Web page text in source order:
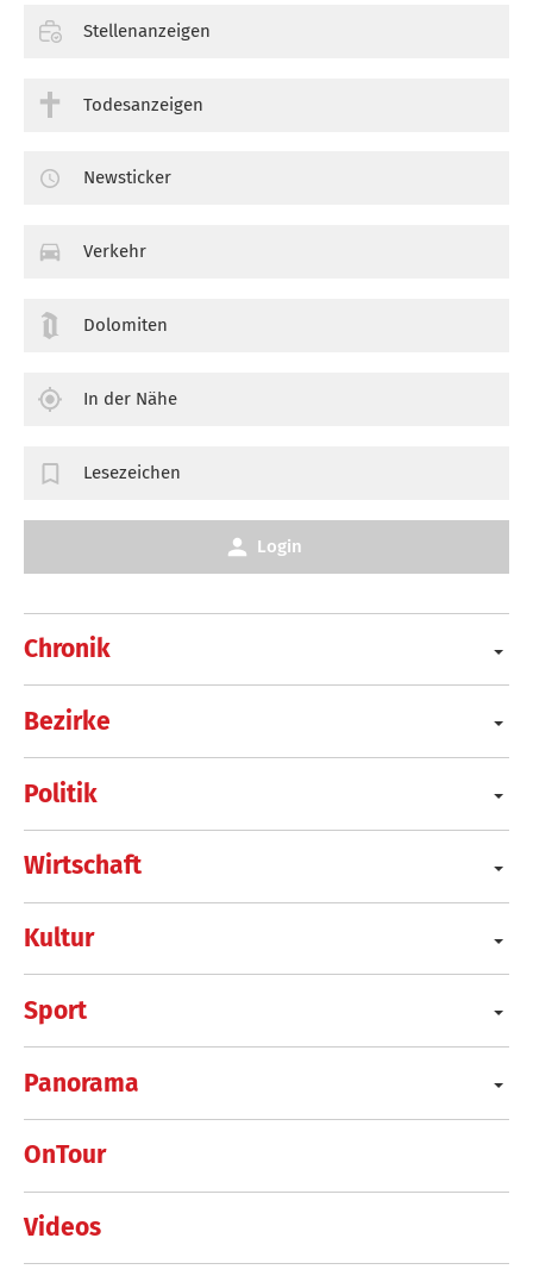
Chronik
Bezirke
Politik
Wirtschaft
Kultur
Sport
Panorama
OnTour
Videos
Stellenanzeigen
Todesanzeigen
Newsticker
Verkehr
Dolomiten
In der Nähe
Lesezeichen
Login